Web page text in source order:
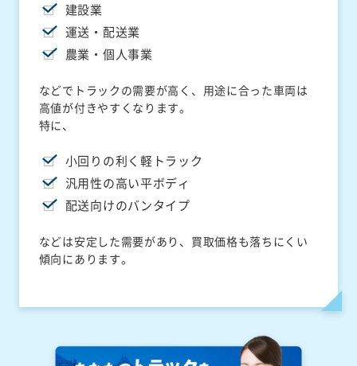
建設業
運送・配送業
農業・個人事業
などでトラックの需要が高く、用途に合った車両は
高値が付きやすくなります。
特に、
小回りの利く軽トラック
汎用性の高い平ボディ
配送向けのバンタイプ
などは安定した需要があり、買取価格も落ちにくい
傾向にあります。